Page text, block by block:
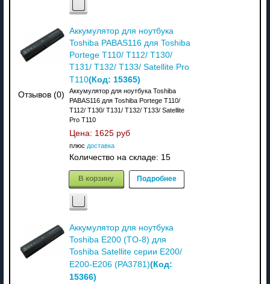
Отзывов (0)
Аккумулятор для ноутбука
Toshiba PABAS116 для Toshiba
Portege T110/ T112/ T130/
T131/ T132/ T133/ Satellite Pro
T110(Код: 15365)
Аккумулятор для ноутбука Toshiba
PABAS116 для Toshiba Portege T110/
T112/ T130/ T131/ T132/ T133/ Satellite
Pro T110
Цена: 1625 руб
плюс доставка
Количество на складе: 15
В корзину Подробнее
Аккумулятор для ноутбука
Toshiba E200 (TO-8) для
Toshiba Satellite серии E200/
E200-E206 (PA3781)(Код:
15366)